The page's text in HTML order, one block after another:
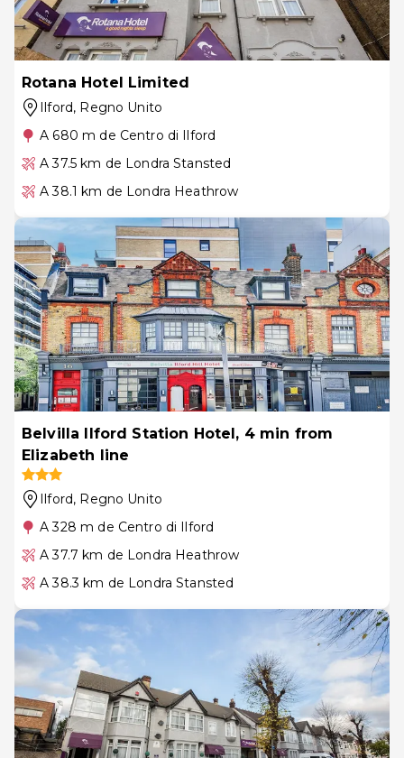
Rotana Hotel Limited
Ilford, Regno Unito
A 680 m de Centro di Ilford
A 37.5 km de Londra Stansted
A 38.1 km de Londra Heathrow
Belvilla Ilford Station Hotel, 4 min from
Elizabeth line
Ilford, Regno Unito
A 328 m de Centro di Ilford
A 37.7 km de Londra Heathrow
A 38.3 km de Londra Stansted